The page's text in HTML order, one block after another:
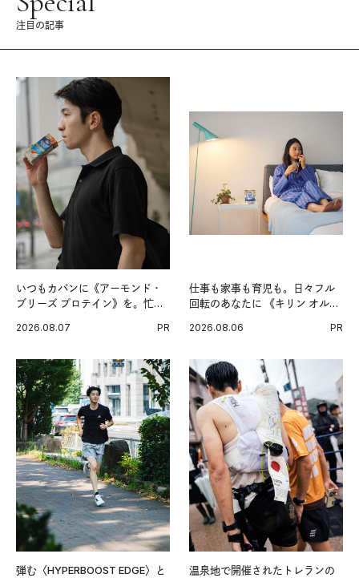
注目の記事
いつもカバンに《アーモンド・
ブリーズ プロテイン》を。忙し
グ習慣。
2026.08.07 PR
仕事も家事も育児も。日々フル
回転のあなたに 《キリン オルニ
2026.08.06 PR
弾む〈HYPERBOOST EDGE〉と
温泉地で開催されたトレランの